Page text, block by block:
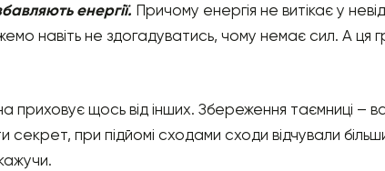
енергії. Причому енергія не витікає у
навіть не здогадуватись, чому немає сил. А ця
приховує щось від інших. Збереження таємниці –
при підйомі сходами сходи відчували